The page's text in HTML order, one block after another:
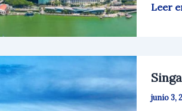
Leer
junio 3,
A